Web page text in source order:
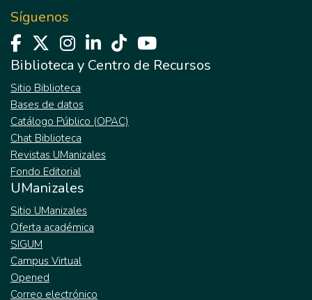
Síguenos
Biblioteca y Centro de Recursos
Sitio Biblioteca
Bases de datos
Catálogo Público (OPAC)
Chat Biblioteca
Revistas UManizales
Fondo Editorial
UManizales
Sitio UManizales
Oferta académica
SIGUM
Campus Virtual
Opened
Correo electrónico